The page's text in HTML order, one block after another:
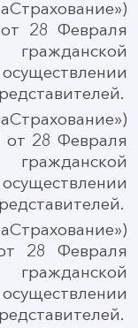
28 Февраля
28 Февраля
28 Февраля